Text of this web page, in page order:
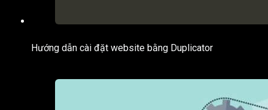
Hướng dẫn cài đặt website bằng Duplicator